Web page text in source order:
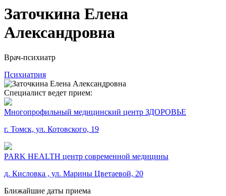
Заточкина Елена
Александровна
Врач-психиатр
Психиатрия
Специалист ведет прием:
Многопрофильный медицинский центр ЗДОРОВЬЕ
г. Томск, ул. Котовского, 19
PARK HEALTH центр современной медицины
д. Кисловка , ул. Марины Цветаевой, 20
Ближайшие даты приема